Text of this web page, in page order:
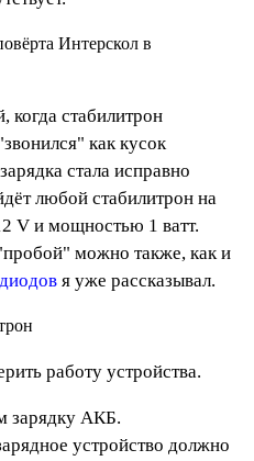
когда стабилитрон
как кусок
стала исправно
любой стабилитрон на
V и мощностью 1 ватт.
можно также, как и
я уже рассказывал.
работу устройства.
зарядку АКБ.
устройство должно